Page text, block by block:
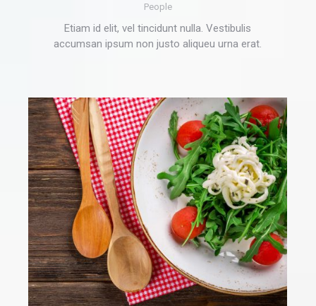
People
Etiam id elit, vel tincidunt nulla. Vestibulis
accumsan ipsum non justo aliqueu urna erat.